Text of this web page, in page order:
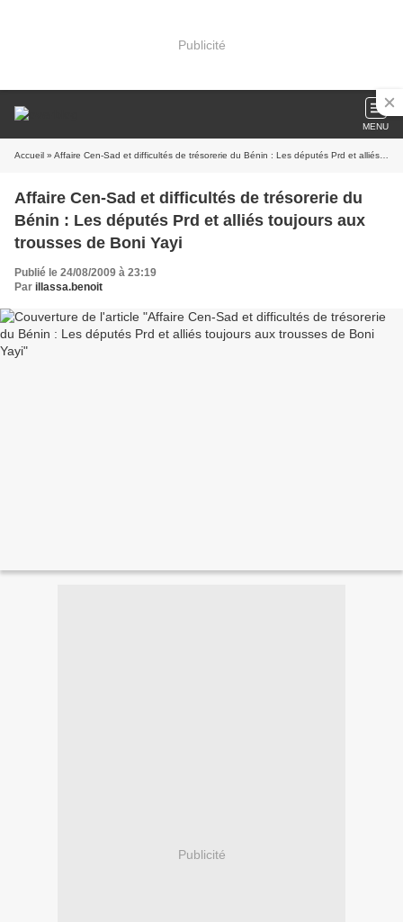
Publicité
MENU
Accueil » Affaire Cen-Sad et difficultés de trésorerie du Bénin : Les députés Prd et alliés toujours aux trousses de Boni Yayi
Affaire Cen-Sad et difficultés de trésorerie du
Bénin : Les députés Prd et alliés toujours aux
trousses de Boni Yayi
Publié le 24/08/2009 à 23:19
Par illassa.benoit
Publicité